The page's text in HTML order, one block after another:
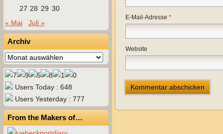
27 28 29 30
« Mai
Juli »
Archiv
Archiv
Users Today : 648
Users Yesterday : 777
From the Makers of…
E-Mail-Adresse *
Website